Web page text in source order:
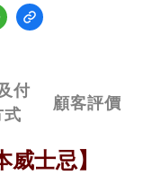
付
式
顧客評價
威士忌】